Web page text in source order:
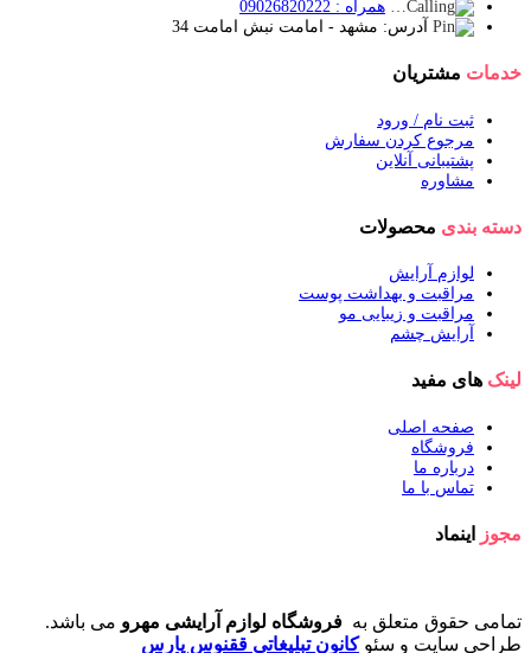
همراه : 09026820222
آدرس: مشهد - امامت نبش امامت 34
خدمات مشتریان
ثبت نام / ورود
مرجوع کردن سفارش
پشتیبانی آنلاین
مشاوره
دسته بندی محصولات
لوازم آرایش
مراقبت و بهداشت پوست
مراقبت و زیبایی مو
آرایش چشم
لینک های مفید
صفحه اصلی
فروشگاه
درباره ما
تماس با ما
مجوز اینماد
تمامی حقوق متعلق به فروشگاه لوازم آرایشی مهرو می باشد.
طراحی سایت و سئوکانون تبلیغاتی ققنوس پارس